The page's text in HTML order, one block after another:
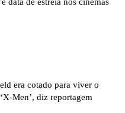
era cotado para viver o
Men’, diz reportagem